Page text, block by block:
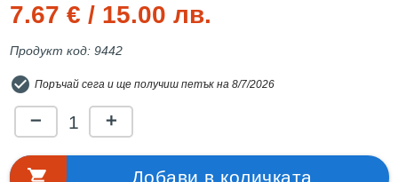
7.67 € / 15.00 лв.
Продукт код: 9442
check_circle Поръчай сега и ще получиш петък на 8/7/2026
remove 1 add
Добави в количката
shopping_cart